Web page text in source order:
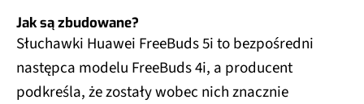
Jak są zbudowane?
Słuchawki Huawei FreeBuds 5i to bezpośredni
następca modelu FreeBuds 4i, a producent
podkreśla, że zostały wobec nich znacznie